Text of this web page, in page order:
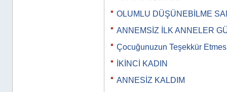
OLUMLU DÜŞÜNEBİLME
ANNEMSİZ İLK ANNELER
Çocuğunuzun Teşekkür
İKİNCİ KADIN
ANNESİZ KALDIM